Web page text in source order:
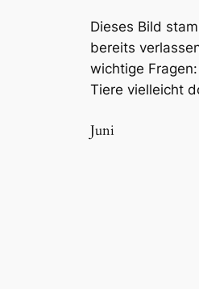
Dieses Bild
bereits
wichtige
Tiere vielleicht
Juni